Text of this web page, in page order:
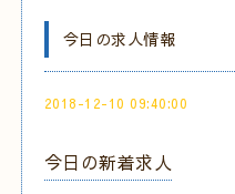
今日の求人情報
2018-12-10 09:40:00
今日の新着求人